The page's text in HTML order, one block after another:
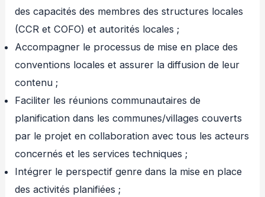
des capacités des membres des structures locales
(CCR et COFO) et autorités locales ;
Accompagner le processus de mise en place des
conventions locales et assurer la diffusion de leur
contenu ;
Faciliter les réunions communautaires de
planification dans les communes/villages couverts
par le projet en collaboration avec tous les acteurs
concernés et les services techniques ;
Intégrer le perspectif genre dans la mise en place
des activités planifiées ;